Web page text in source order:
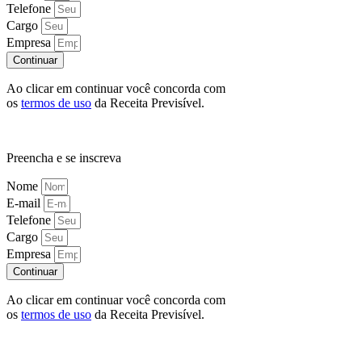
Telefone
Cargo
Empresa
Continuar
Ao clicar em continuar você concorda com
os termos de uso da Receita Previsível.
Preencha e se inscreva
Nome
E-mail
Telefone
Cargo
Empresa
Continuar
Ao clicar em continuar você concorda com
os termos de uso da Receita Previsível.